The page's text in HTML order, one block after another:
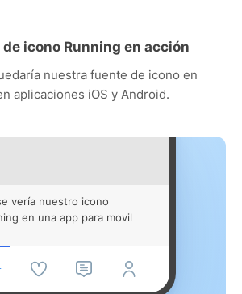
icono Running en acción
nuestra fuente de icono en
aplicaciones iOS y Android.
vería nuestro icono
en una app para movil